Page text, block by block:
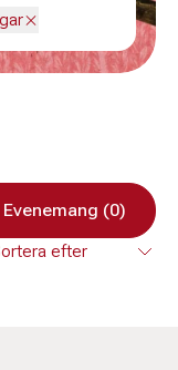
Evenemang (0)